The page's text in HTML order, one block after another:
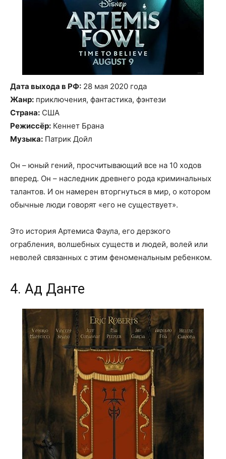
Дата выхода в РФ: 28 мая 2020 года
Жанр: приключения, фантастика, фэнтези
Страна: США
Режиссёр: Кеннет Брана
Музыка: Патрик Дойл
Он – юный гений, просчитывающий все на 10 ходов
вперед. Он – наследник древнего рода криминальных
талантов. И он намерен вторгнуться в мир, о котором
обычные люди говорят «его не существует».
Это история Артемиса Фаула, его дерзкого
ограбления, волшебных существ и людей, волей или
неволей связанных с этим феноменальным ребенком.
4. Ад Данте